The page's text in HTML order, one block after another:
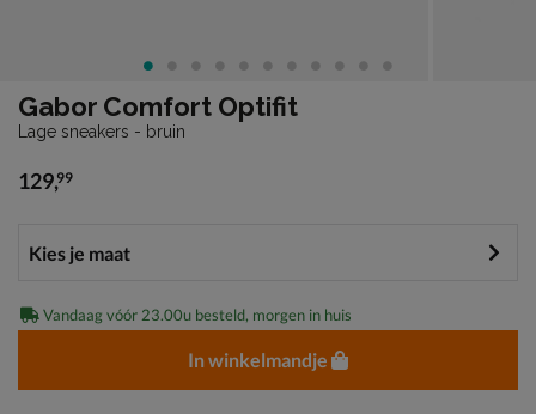
Gabor Comfort Optifit
Lage sneakers - bruin
€ 129,99
129,99
Vandaag vóór 23.00u besteld, morgen in huis
In winkelmandje